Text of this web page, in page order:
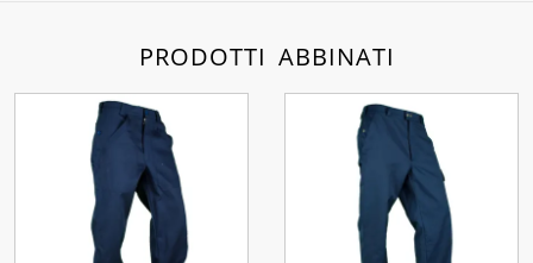
PRODOTTI ABBINATI